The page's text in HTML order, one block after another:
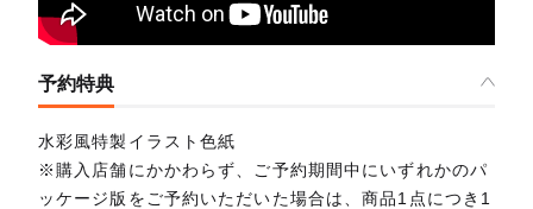
予約特典
水彩風特製イラスト色紙
※購入店舗にかかわらず、ご予約期間中にいずれかのパ
ッケージ版をご予約いただいた場合は、商品1点につき1